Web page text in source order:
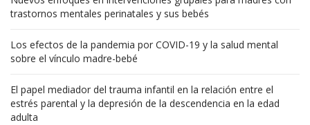
trastornos mentales perinatales y sus bebés
Los efectos de la pandemia por COVID-19 y la salud mental
sobre el vínculo madre-bebé
El papel mediador del trauma infantil en la relación entre el
estrés parental y la depresión de la descendencia en la edad
adulta